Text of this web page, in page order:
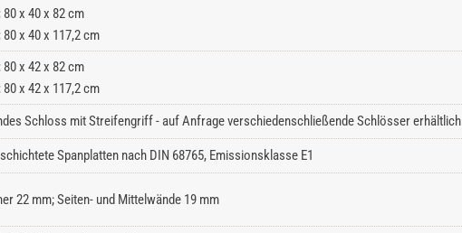
80 x 40 x 82 cm
80 x 40 x 117,2 cm
80 x 42 x 82 cm
80 x 42 x 117,2 cm
Schloss mit Streifengriff - auf Anfrage verschiedenschließende Schlösser erhältlich
Spanplatten nach DIN 68765, Emissionsklasse E1
22 mm; Seiten- und Mittelwände 19 mm